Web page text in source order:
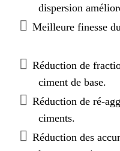
dispersion
Meilleure finesse
Réduction de
ciment de base.
Réduction de ré-
ciments.
Réduction des